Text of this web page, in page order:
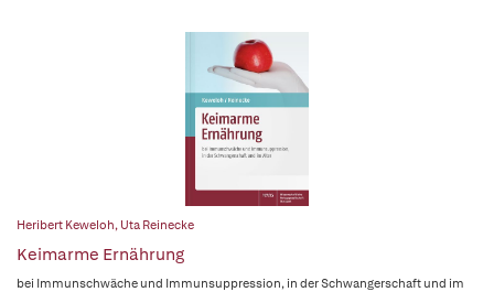
Heribert Keweloh, Uta Reinecke
Keimarme Ernährung
bei Immunschwäche und Immunsuppression, in der Schwangerschaft und im